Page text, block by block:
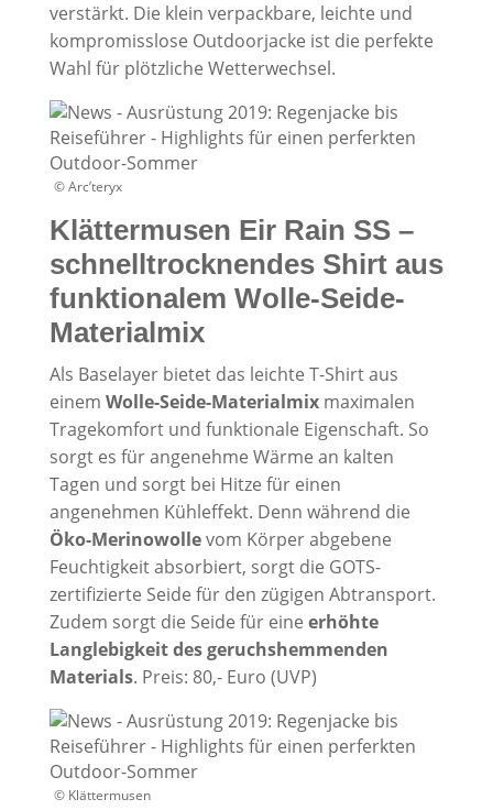
verstärkt. Die klein verpackbare, leichte und
kompromisslose Outdoorjacke ist die perfekte
Wahl für plötzliche Wetterwechsel.
© Arc’teryx
Klättermusen Eir Rain SS –
schnelltrocknendes Shirt aus
funktionalem Wolle-Seide-
Materialmix
Als Baselayer bietet das leichte T-Shirt aus
einem Wolle-Seide-Materialmixmaximalen
Tragekomfort und funktionale Eigenschaft. So
sorgt es für angenehme Wärme an kalten
Tagen und sorgt bei Hitze für einen
angenehmen Kühleffekt. Denn während die
Öko-Merinowollevom Körper abgebene
Feuchtigkeit absorbiert, sorgt die GOTS-
zertifizierte Seide für den zügigen Abtransport.
Zudem sorgt die Seide für eine erhöhte
Langlebigkeit des geruchshemmenden
Materials. Preis: 80,- Euro (UVP)
© Klättermusen